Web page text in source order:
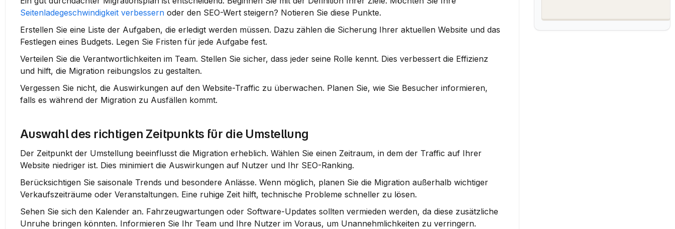
Seitenladegeschwindigkeit verbessern oder den SEO-Wert steigern? Notieren Sie diese Punkte.
Erstellen Sie eine Liste der Aufgaben, die erledigt werden müssen. Dazu zählen die Sicherung Ihrer aktuellen Website und das
Festlegen eines Budgets. Legen Sie Fristen für jede Aufgabe fest.
Verteilen Sie die Verantwortlichkeiten im Team. Stellen Sie sicher, dass jeder seine Rolle kennt. Dies verbessert die Effizienz
und hilft, die Migration reibungslos zu gestalten.
Vergessen Sie nicht, die Auswirkungen auf den Website-Traffic zu überwachen. Planen Sie, wie Sie Besucher informieren,
falls es während der Migration zu Ausfällen kommt.
Auswahl des richtigen Zeitpunkts für die Umstellung
Der Zeitpunkt der Umstellung beeinflusst die Migration erheblich. Wählen Sie einen Zeitraum, in dem der Traffic auf Ihrer
Website niedriger ist. Dies minimiert die Auswirkungen auf Nutzer und Ihr SEO-Ranking.
Berücksichtigen Sie saisonale Trends und besondere Anlässe. Wenn möglich, planen Sie die Migration außerhalb wichtiger
Verkaufszeiträume oder Veranstaltungen. Eine ruhige Zeit hilft, technische Probleme schneller zu lösen.
Sehen Sie sich den Kalender an. Fahrzeugwartungen oder Software-Updates sollten vermieden werden, da diese zusätzliche
Unruhe bringen könnten. Informieren Sie Ihr Team und Ihre Nutzer im Voraus, um Unannehmlichkeiten zu verringern.